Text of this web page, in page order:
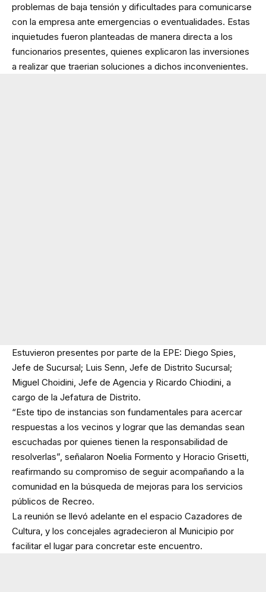
problemas de baja tensión y dificultades para comunicarse
con la empresa ante emergencias o eventualidades. Estas
inquietudes fueron planteadas de manera directa a los
funcionarios presentes, quienes explicaron las inversiones
a realizar que traerian soluciones a dichos inconvenientes.
Estuvieron presentes por parte de la EPE: Diego Spies,
Jefe de Sucursal; Luis Senn, Jefe de Distrito Sucursal;
Miguel Choidini, Jefe de Agencia y Ricardo Chiodini, a
cargo de la Jefatura de Distrito.
“Este tipo de instancias son fundamentales para acercar
respuestas a los vecinos y lograr que las demandas sean
escuchadas por quienes tienen la responsabilidad de
resolverlas”, señalaron Noelia Formento y Horacio Grisetti,
reafirmando su compromiso de seguir acompañando a la
comunidad en la búsqueda de mejoras para los servicios
públicos de Recreo.
La reunión se llevó adelante en el espacio Cazadores de
Cultura, y los concejales agradecieron al Municipio por
facilitar el lugar para concretar este encuentro.